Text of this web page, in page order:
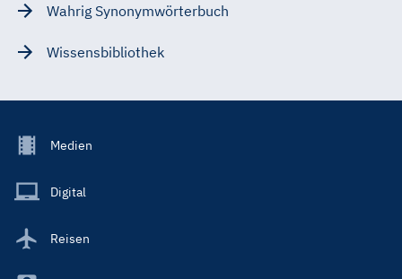
Wahrig Synonymwörterbuch
Wissensbibliothek
Footer
Main
Medien
Digital
Reisen